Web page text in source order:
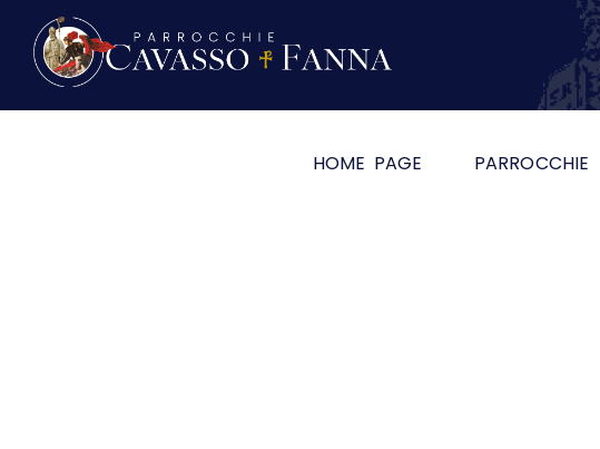
HOME PAGE PARROCCHIE